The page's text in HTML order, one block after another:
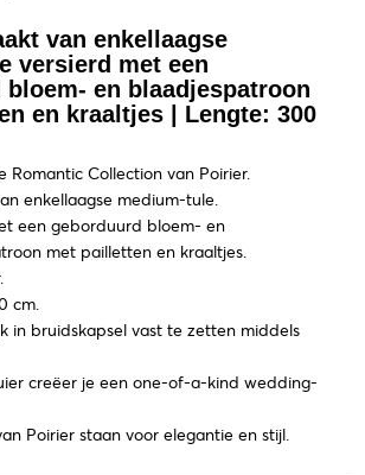
van enkellaagse
versierd met een
en blaadjespatroon
en kraaltjes | Lengte: 300
Romantic Collection van Poirier.
enkellaagse medium-tule.
een geborduurd bloem- en
met pailletten en kraaltjes.
cm.
in bruidskapsel vast te zetten middels
creëer je een one-of-a-kind wedding-
Poirier staan voor elegantie en stijl.